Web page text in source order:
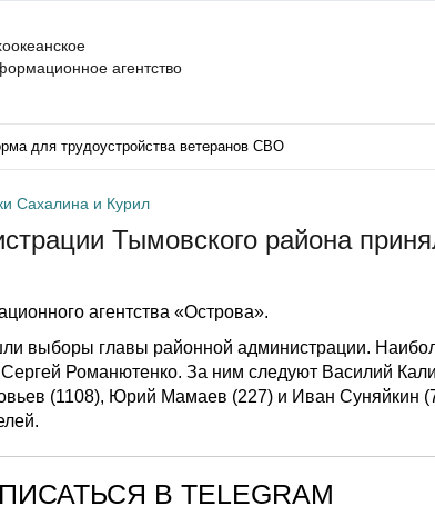
агентство
для трудоустройства ветеранов СВО
Сахалина и Курил
Тымовского района
агентства «Острова».
выборы главы районной администрации.
Романютенко. За ним следуют Василий
(1108), Юрий Мамаев (227) и Иван Суняйкин
В TELEGRAM